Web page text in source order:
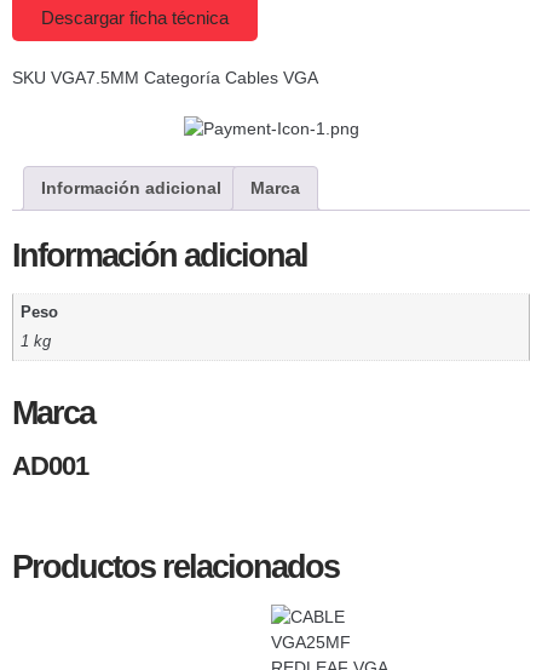
Descargar ficha técnica
SKU VGA7.5MM Categoría Cables VGA
Información adicional Marca
Información adicional
Peso
1 kg
Marca
AD001
Productos relacionados